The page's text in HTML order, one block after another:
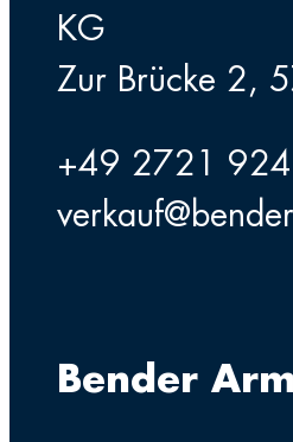
KG
Zur Brücke 2,
+49 2721
Bender